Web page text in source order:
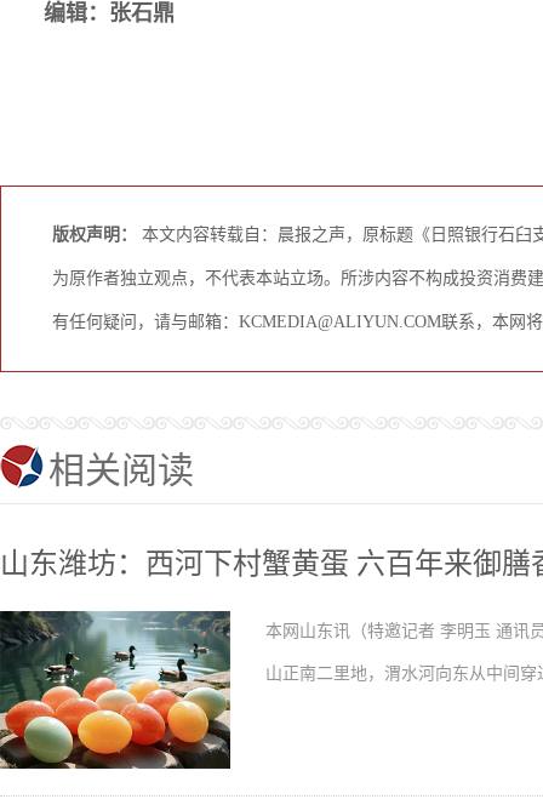
编辑：张石鼎
版权声明： 本文内容转载自：晨报之声，原标题《日照银行石
为原作者独立观点，不代表本站立场。所涉内容不构成投资消费
有任何疑问，请与邮箱：KCMEDIA@ALIYUN.COM联系，本网
相关阅读
山东潍坊：西河下村蟹黄蛋 六百年来御膳
本网山东讯（特邀记者 李明玉 通讯
山正南二里地，渭水河向东从中间